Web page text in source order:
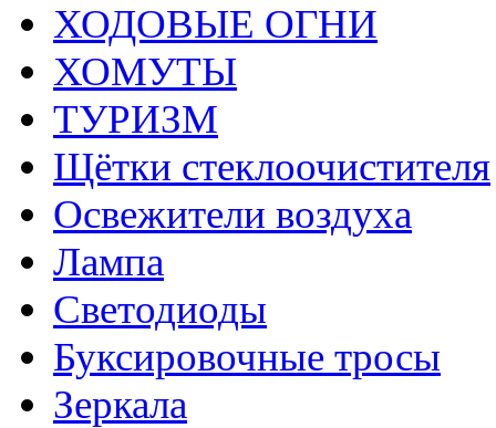
ХОДОВЫЕ ОГНИ
ХОМУТЫ
ТУРИЗМ
Щётки стеклоочистителя
Освежители воздуха
Лампа
Светодиоды
Буксировочные тросы
Зеркала